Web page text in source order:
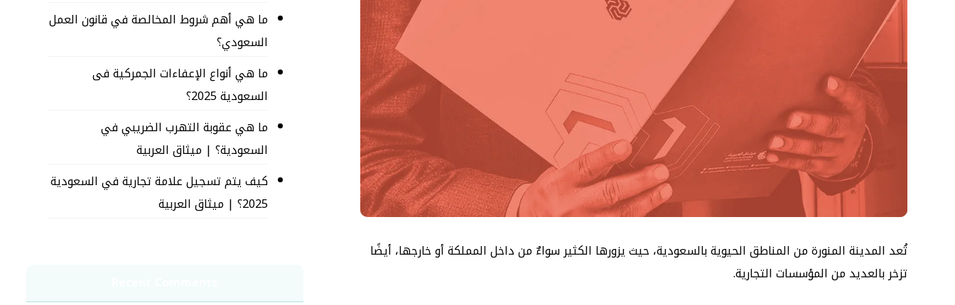
تُعد المدينة المنورة من المناطق الحيوية بالسعودية، حيث يزورها الكثير سواءٌ من داخل المملكة أو خارجها، أيضًا
تزخر بالعديد من المؤسسات التجارية.
ما هي أهم شروط المخالصة في قانون العمل
السعودي؟
ما هي أنواع الإعفاءات الجمركية فى
السعودية 2025؟
ما هي عقوبة التهرب الضريبي في
السعودية؟ | ميثاق العربية
كيف يتم تسجيل علامة تجارية في السعودية
2025؟ | ميثاق العربية